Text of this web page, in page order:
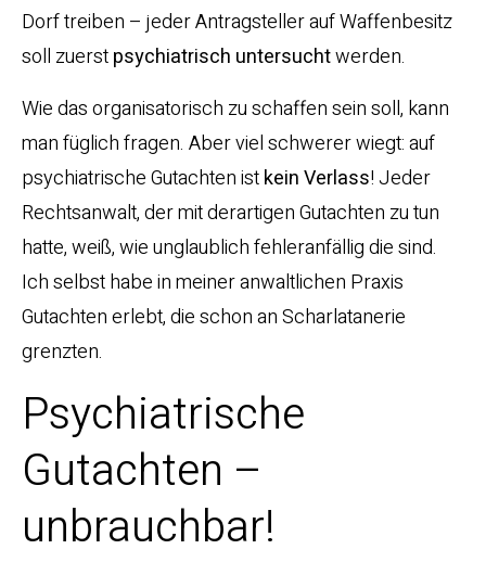
Dorf treiben – jeder Antragsteller auf Waffenbesitz
soll zuerstpsychiatrisch untersuchtwerden.
Wie das organisatorisch zu schaffen sein soll, kann
man füglich fragen. Aber viel schwerer wiegt: auf
psychiatrische Gutachten istkeinVerlass! Jeder
Rechtsanwalt, der mit derartigen Gutachten zu tun
hatte, weiß, wie unglaublich fehleranfällig die sind.
Ich selbst habe in meiner anwaltlichen Praxis
Gutachten erlebt, die schon an Scharlatanerie
grenzten.
Psychiatrische
Gutachten –
unbrauchbar!